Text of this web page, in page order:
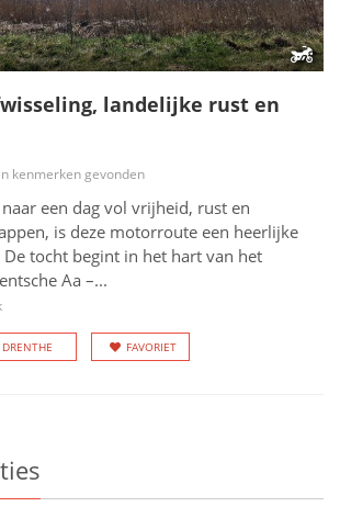
landelijke rust en
kenmerken gevonden
een dag vol vrijheid, rust en
is deze motorroute een heerlijke
tocht begint in het hart van het
Aa –...
DRENTHE FAVORIET